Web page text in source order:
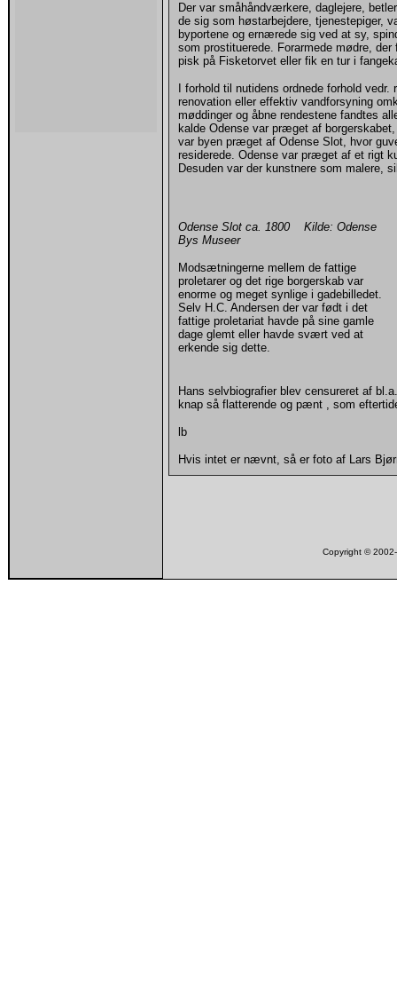
Der var småhåndværkere, daglejere,
de sig som høstarbejdere, tjenestepiger,
byportene og ernærede sig ved at sy,
som prostituerede. Forarmede mødre,
pisk på Fisketorvet eller fik en tur i
I forhold til nutidens ordnede forhold
renovation eller effektiv vandforsyning
møddinger og åbne rendestene fandtes
kalde Odense var præget af
var byen præget af Odense Slot, hvor
residerede. Odense var præget af et rigt
Desuden var der kunstnere som malere,
Odense Slot ca. 1800 Kilde: Odense
Bys Museer
Modsætningerne mellem de fattige
proletarer og det rige borgerskab var
enorme og meget synlige i gadebilledet.
Selv H.C. Andersen der var født i det
fattige proletariat havde på sine gamle
dage glemt eller havde svært ved at
erkende sig dette.
Hans selvbiografier blev censureret af
knap så flatterende og pænt , som
lb
Hvis intet er nævnt, så er foto af Lars
Copyright ©